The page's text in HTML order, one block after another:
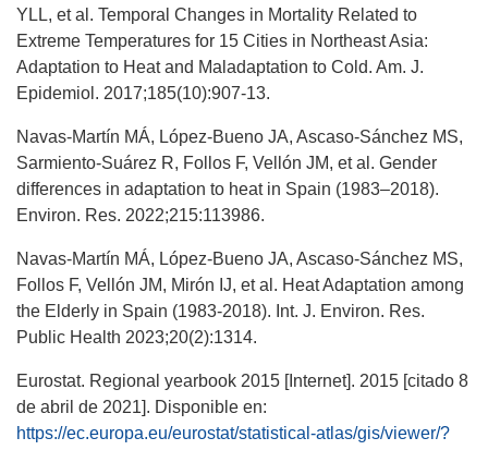
YLL, et al. Temporal Changes in Mortality Related to
Extreme Temperatures for 15 Cities in Northeast Asia:
Adaptation to Heat and Maladaptation to Cold. Am. J.
Epidemiol. 2017;185(10):907-13.
Navas-Martín MÁ, López-Bueno JA, Ascaso-Sánchez MS,
Sarmiento-Suárez R, Follos F, Vellón JM, et al. Gender
differences in adaptation to heat in Spain (1983–2018).
Environ. Res. 2022;215:113986.
Navas-Martín MÁ, López-Bueno JA, Ascaso-Sánchez MS,
Follos F, Vellón JM, Mirón IJ, et al. Heat Adaptation among
the Elderly in Spain (1983-2018). Int. J. Environ. Res.
Public Health 2023;20(2):1314.
Eurostat. Regional yearbook 2015 [Internet]. 2015 [citado 8
de abril de 2021]. Disponible en:
https://ec.europa.eu/eurostat/statistical-atlas/gis/viewer/?